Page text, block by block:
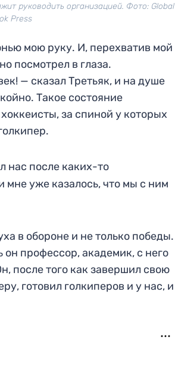
руководить организацией. Фото: Global
Press
мою руку. И, перехватив мой
посмотрел в глаза.
— сказал Третьяк, и на душе
Такое состояние
за спиной у которых
нас после каких-то
мне уже казалось, что мы с ним
в обороне и не только победы.
профессор, академик, с него
после того как завершил свою
готовил голкиперов и у нас, и